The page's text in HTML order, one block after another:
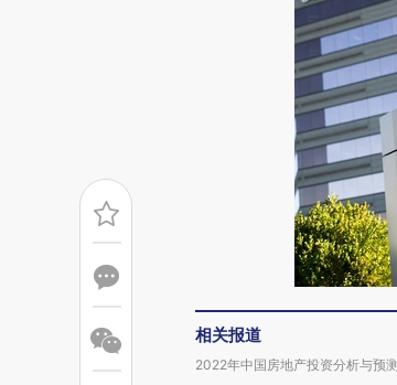
相关报道
2022年中国房地产投资分析与预测